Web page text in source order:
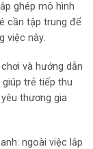
ghép mô hình
cần tập trung để
việc này.
và hướng dẫn
trẻ tiếp thu
thương gia
ngoài việc lắp